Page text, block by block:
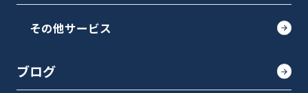
その他サービス
ブログ